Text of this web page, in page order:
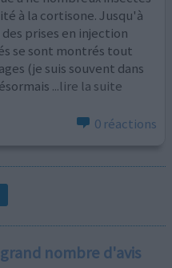
à la cortisone. Jusqu'à
prises en injection
se sont montrés tout
(je suis souvent dans
...lire la suite
0 réactions
nombre d'avis